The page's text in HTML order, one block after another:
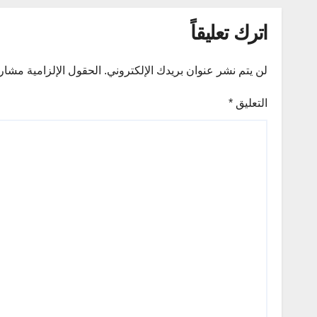
اترك تعليقاً
لن يتم نشر عنوان بريدك الإلكتروني. الحقول الإلزامية مشار
التعليق *